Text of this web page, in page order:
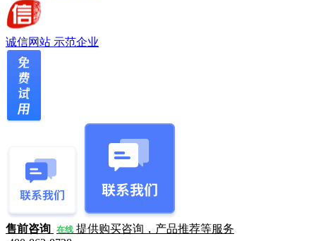
诚信网站 示范企业
售前咨询 在线 提供购买咨询，产品推荐等服务